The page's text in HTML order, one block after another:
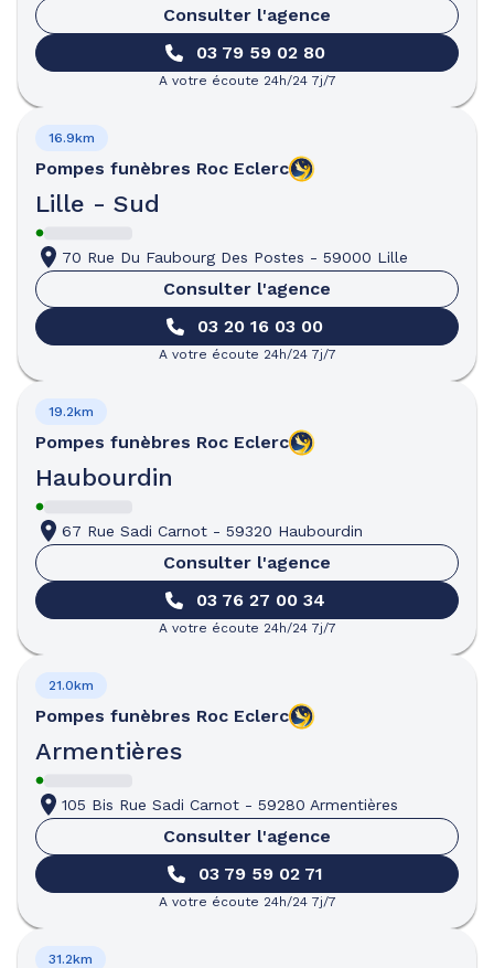
Consulter l'agence
03 79 59 02 80
A votre écoute 24h/24 7j/7
Pompes funèbres Roc Eclerc
Lille - Sud
16.9km
70 Rue Du Faubourg Des Postes - 59000 Lille
Consulter l'agence
03 20 16 03 00
A votre écoute 24h/24 7j/7
Pompes funèbres Roc Eclerc
Haubourdin
19.2km
67 Rue Sadi Carnot - 59320 Haubourdin
Consulter l'agence
03 76 27 00 34
A votre écoute 24h/24 7j/7
Pompes funèbres Roc Eclerc
Armentières
21.0km
105 Bis Rue Sadi Carnot - 59280 Armentières
Consulter l'agence
03 79 59 02 71
A votre écoute 24h/24 7j/7
31.2km